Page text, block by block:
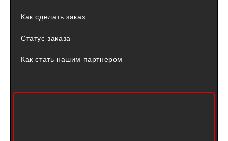
Как сделать заказ
Статус заказа
Как стать нашим партнером